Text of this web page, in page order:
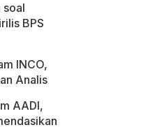
soal
BPS
INCO,
Analis
AADI,